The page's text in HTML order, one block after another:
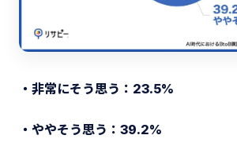
・非常にそう思う：23.5%
・ややそう思う：39.2%